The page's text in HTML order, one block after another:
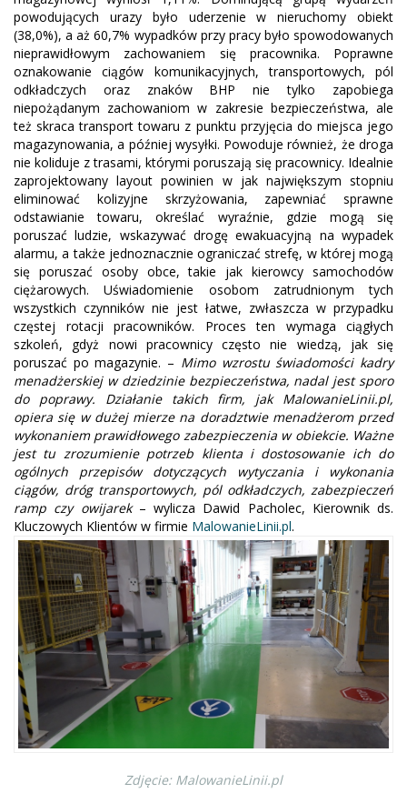
powodujących urazy było uderzenie w nieruchomy obiekt
(38,0%), a aż 60,7% wypadków przy pracy było spowodowanych
nieprawidłowym zachowaniem się pracownika. Poprawne
oznakowanie ciągów komunikacyjnych, transportowych, pól
odkładczych oraz znaków BHP nie tylko zapobiega
niepożądanym zachowaniom w zakresie bezpieczeństwa, ale
też skraca transport towaru z punktu przyjęcia do miejsca jego
magazynowania, a później wysyłki. Powoduje również, że droga
nie koliduje z trasami, którymi poruszają się pracownicy. Idealnie
zaprojektowany layout powinien w jak największym stopniu
eliminować kolizyjne skrzyżowania, zapewniać sprawne
odstawianie towaru, określać wyraźnie, gdzie mogą się
poruszać ludzie, wskazywać drogę ewakuacyjną na wypadek
alarmu, a także jednoznacznie ograniczać strefę, w której mogą
się poruszać osoby obce, takie jak kierowcy samochodów
ciężarowych. Uświadomienie osobom zatrudnionym tych
wszystkich czynników nie jest łatwe, zwłaszcza w przypadku
częstej rotacji pracowników. Proces ten wymaga ciągłych
szkoleń, gdyż nowi pracownicy często nie wiedzą, jak się
poruszać po magazynie. – Mimo wzrostu świadomości kadry
menadżerskiej w dziedzinie bezpieczeństwa, nadal jest sporo
do poprawy. Działanie takich firm, jak MalowanieLinii.pl,
opiera się w dużej mierze na doradztwie menadżerom przed
wykonaniem prawidłowego zabezpieczenia w obiekcie. Ważne
jest tu zrozumienie potrzeb klienta i dostosowanie ich do
ogólnych przepisów dotyczących wytyczania i wykonania
ciągów, dróg transportowych, pól odkładczych, zabezpieczeń
ramp czy owijarek – wylicza Dawid Pacholec, Kierownik ds.
Kluczowych Klientów w firmie MalowanieLinii.pl.
Zdjęcie: MalowanieLinii.pl